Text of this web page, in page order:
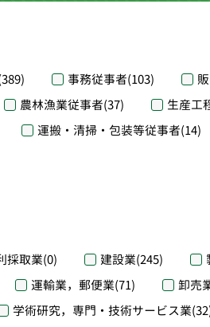
事務従事者(103)
農林漁業従事者(37) 生産工
運搬・清掃・包装等従事者(14)
採取業(0) 建設業(245)
運輸業，郵便業(71) 卸売
学術研究，専門・技術サービス業